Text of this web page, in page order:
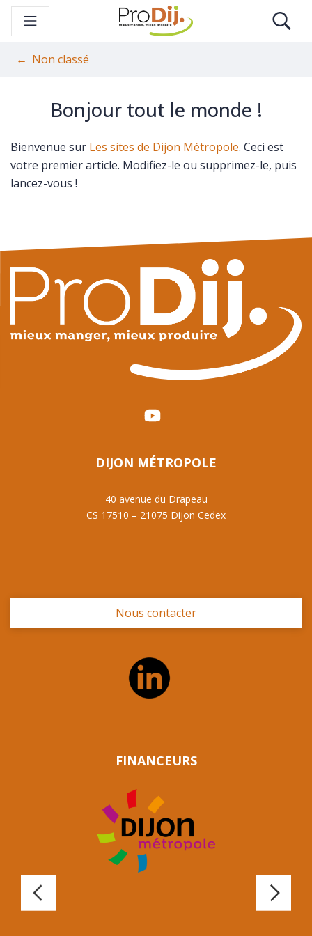
Gestion des traceurs
Aller
contenu
Non classé
Bonjour tout le monde !
Bienvenue sur Les sites de Dijon Métropole. Ceci est
votre premier article. Modifiez-le ou supprimez-le, puis
lancez-vous !
DIJON MÉTROPOLE
40 avenue du Drapeau
CS 17510 – 21075 Dijon Cedex
Nous contacter
FINANCEURS
Précédent